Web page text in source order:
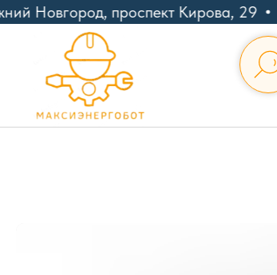
Новгород, проспект Кирова, 29